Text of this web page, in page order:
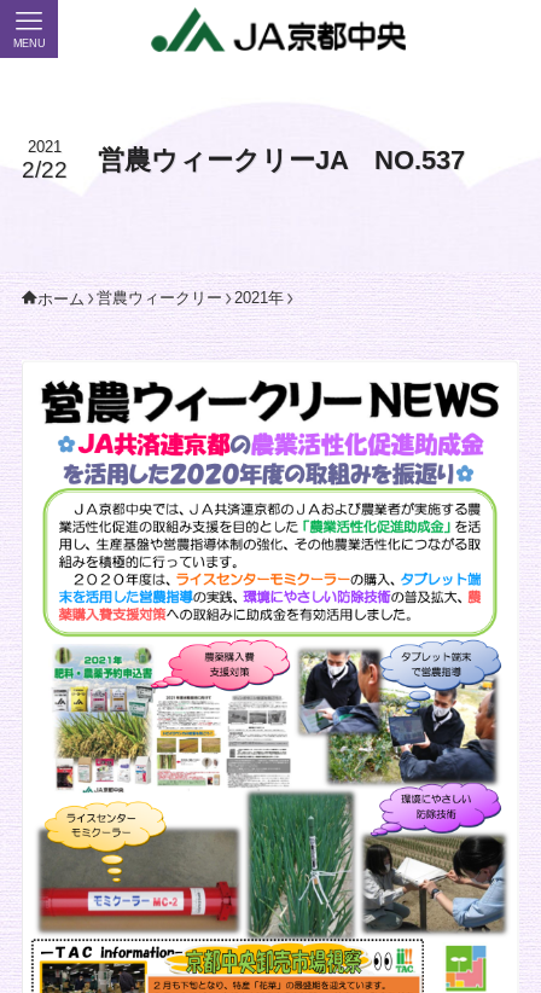
MENU
営農ウィークリーJA NO.537
2021
2/22
ホーム 営農ウィークリー 2021年